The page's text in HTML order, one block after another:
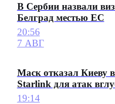
В Сербии назвали
Белград местью ЕС
20:56
7 АВГ
Маск отказал Киеву
Starlink для атак
19:14